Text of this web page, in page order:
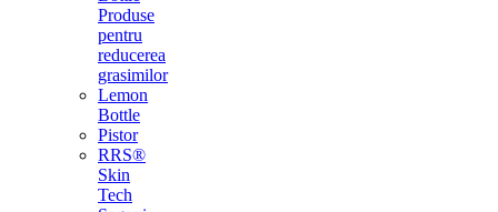
Produse
pentru
reducerea
grasimilor
Lemon
Bottle
Pistor
RRS®
Skin
Tech